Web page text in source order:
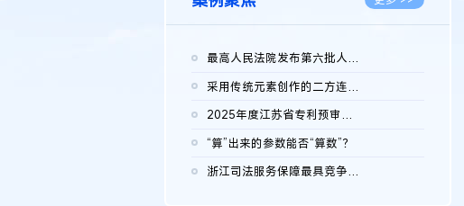
最高人民法院发布第六批人民法院种业知识产权司法保护典型案例 含...
采用传统元素创作的二方连续装饰图案作品的独创性及侵权对比认定
2025年度江苏省专利预审典型案例
“算”出来的参数能否“算数”？
浙江司法服务保障最具竞争力营商环境建设典型案例（第二批）含侵...